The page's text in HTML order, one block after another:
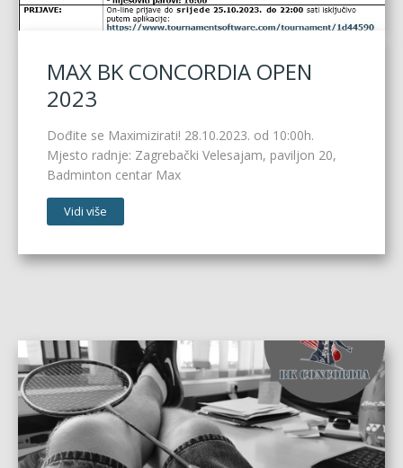
MAX BK CONCORDIA OPEN
2023
Dođite se Maximizirati! 28.10.2023. od 10:00h.
Mjesto radnje: Zagrebački Velesajam, paviljon 20,
Badminton centar Max
Vidi više